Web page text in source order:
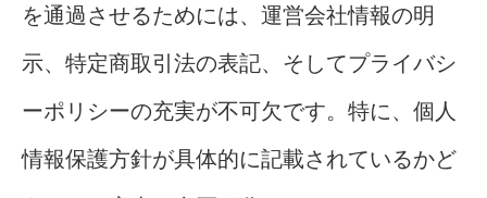
を通過させるためには、運営会社情報の明
示、特定商取引法の表記、そしてプライバシ
ーポリシーの充実が不可欠です。特に、個人
情報保護方針が具体的に記載されているかど